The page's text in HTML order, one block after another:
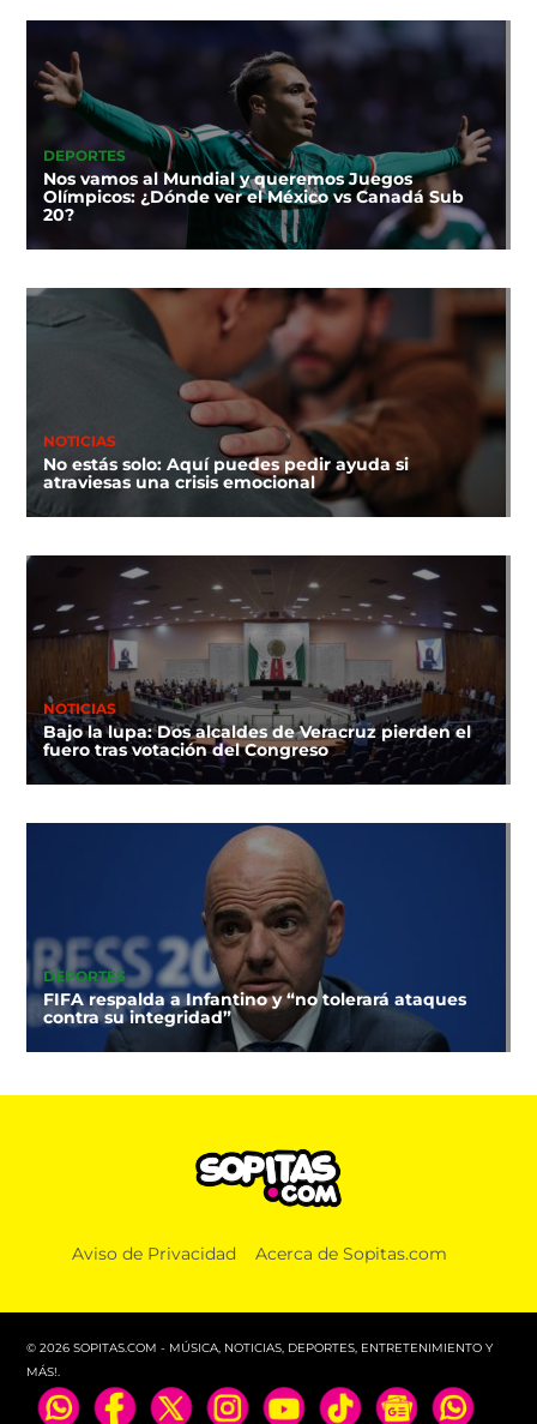
DEPORTES
Nos vamos al Mundial y queremos Juegos
Olímpicos: ¿Dónde ver el México vs Canadá Sub
20?
NOTICIAS
No estás solo: Aquí puedes pedir ayuda si
atraviesas una crisis emocional
NOTICIAS
Bajo la lupa: Dos alcaldes de Veracruz pierden el
fuero tras votación del Congreso
DEPORTES
FIFA respalda a Infantino y “no tolerará ataques
contra su integridad”
Aviso de Privacidad Acerca de Sopitas.com
© 2026 SOPITAS.COM - MÚSICA, NOTICIAS, DEPORTES, ENTRETENIMIENTO Y
MÁS!.